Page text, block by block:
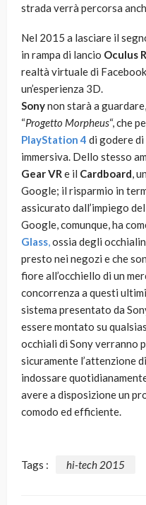
strada verrà percorsa
Nel 2015 a lasciare il
in rampa di lancio Oculus
realtà virtuale di
un’esperienza 3D.
Sonynon starà a
“Progetto Morpheus“, che
PlayStation 4 di godere di
immersiva. Dello stesso
Gear VRe il Cardboard,
Google; il risparmio in
assicurato dall’impiego
Google, comunque, ha
Glass,ossia degli
presto nei negozi e che
fiore all’occhiello di un
concorrenza a questi
sistema presentato da
essere montato su
occhiali di Sony verranno
sicuramente l’attenzione
indossare
avere a disposizione un
comodo ed efficiente.
Tags : hi-tech 2015